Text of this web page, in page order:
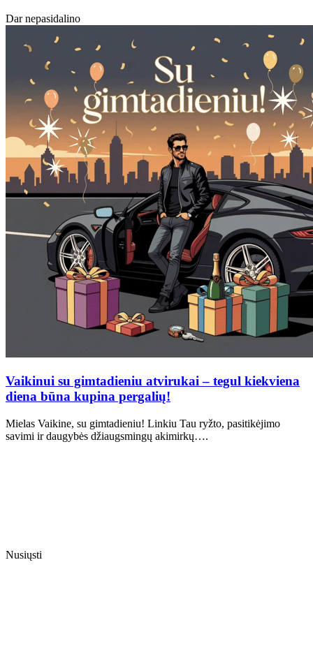
Dar nepasidalino
Vaikinui su gimtadieniu atvirukai – tegul kiekviena
diena būna kupina pergalių!
Mielas Vaikine, su gimtadieniu! Linkiu Tau ryžto, pasitikėjimo
savimi ir daugybės džiaugsmingų akimirkų….
Nusiųsti